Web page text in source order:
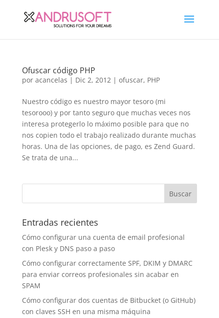
Ofuscar código PHP
por acancelas | Dic 2, 2012| ofuscar, PHP
Nuestro código es nuestro mayor tesoro (mi
tesorooo) y por tanto seguro que muchas veces nos
interesa protegerlo lo máximo posible para que no
nos copien todo el trabajo realizado durante muchas
horas. Una de las opciones, de pago, es Zend Guard.
Se trata de una...
Entradas recientes
Cómo configurar una cuenta de email profesional
con Plesk y DNS paso a paso
Cómo configurar correctamente SPF, DKIM y DMARC
para enviar correos profesionales sin acabar en
SPAM
Cómo configurar dos cuentas de Bitbucket (o GitHub)
con claves SSH en una misma máquina